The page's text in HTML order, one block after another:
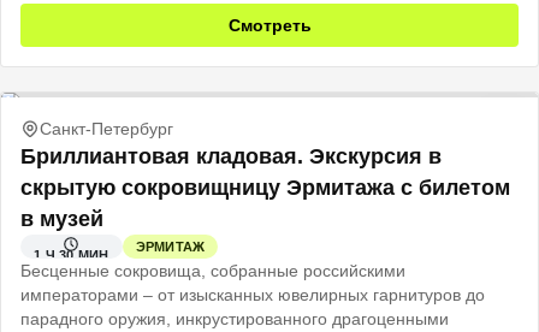
Смотреть
Санкт-Петербург
Бриллиантовая кладовая. Экскурсия в
скрытую сокровищницу Эрмитажа с билетом
в музей
1 Ч 30 МИН
ЭРМИТАЖ
Бесценные сокровища, собранные российскими
императорами – от изысканных ювелирных гарнитуров до
парадного оружия, инкрустированного драгоценными